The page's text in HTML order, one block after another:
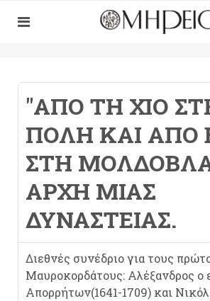
"ΑΠΌ ΤΗ ΧΊΟ
ΠΌΛΗ ΚΑΙ ΑΠΌ
ΣΤΗ
ΑΡΧΉ ΜΙΆΣ
ΔΥΝΑΣΤΕΊΑΣ.
Διεθνές συνέδριο για τους
Μαυροκορδάτους: Αλέξανδρος ο
Απορρήτων(1641-1709) και